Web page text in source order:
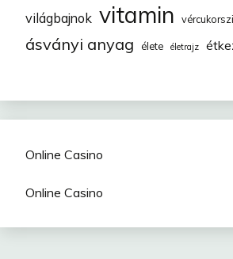
világbajnok vitamin
ásványi anyag élete életrajz
Online Casino
Online Casino